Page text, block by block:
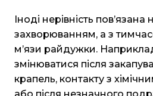
Іноді нерівність пов’язана
захворюванням, а з
м’язи райдужки.
змінюватися після
крапель, контакту з